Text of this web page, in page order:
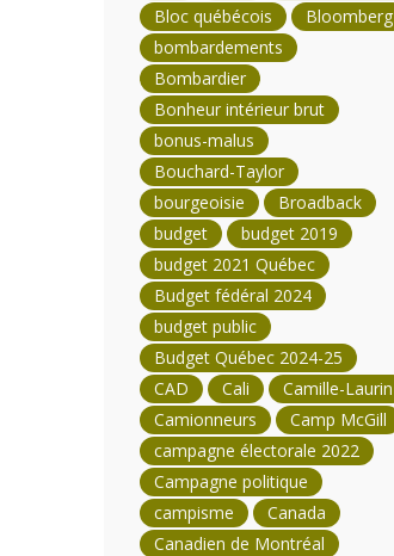
Bloc québécois
Bloomberg
bombardements
Bombardier
Bonheur intérieur brut
bonus-malus
Bouchard-Taylor
bourgeoisie
Broadback
budget
budget 2019
budget 2021 Québec
Budget fédéral 2024
budget public
Budget Québec 2024-25
CAD
Cali
Camille-Laurin
Camionneurs
Camp McGill
campagne électorale 2022
Campagne politique
campisme
Canada
Canadien de Montréal